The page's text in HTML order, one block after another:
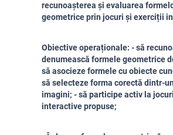
recunoașterea și evaluarea
geometrice prin jocuri și exerciții
Obiective operaționale: - să
denumească formele geometrice
să asocieze formele cu obiecte
să selecteze forma corectă dintr-
imagini; - să participe activ la
interactive propuse;